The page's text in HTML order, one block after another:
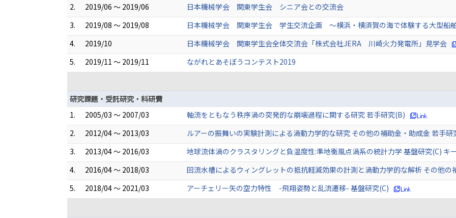
2.
2019/06 ～ 2019/06
日本機械学会 関東学生会 シニア会との交流会
3.
2019/08 ～ 2019/08
日本機械学会 関東学生会 学生交流企画 ～横浜・横須賀の海で体験する大型船
4.
2019/10
日本機械学会 関東学生会全体交流会「株式会社JERA 川崎火力発電所」見学会
5.
2019/11 ～ 2019/11
ながれとあそぼうコンテスト2019
研究課題・受託研究・科研費
1.
2005/03 ～ 2007/03
軸流をともなう秩序渦の突発的な崩壊過程に関する研究 若手研究(B)
2.
2012/04 ～ 2013/03
ルアーの振舞いの実験計測による渦動力学的な研究 その他の補助金・助成金 若手
3.
2013/04 ～ 2016/03
地球流体渦のクラスタリングと負温度性:準地衡風点渦系の統計力学 基盤研究(C)
4.
2016/04 ～ 2018/03
回流水槽によるウィングレットの抵抗軽減効果の計測と渦動力学的な解析 その他の
5.
2018/04 ～ 2021/03
アーチェリー矢の空力特性 -飛翔姿勢と乱流遷移- 基盤研究(C)